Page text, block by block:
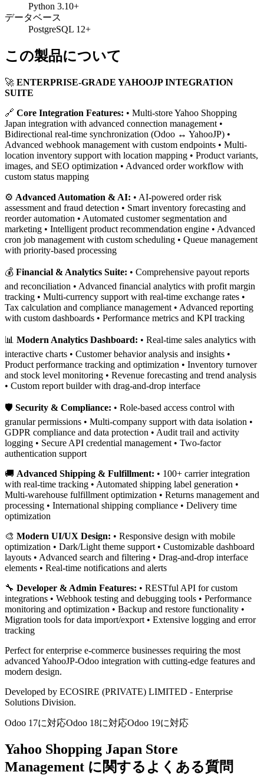
Python 3.10+
データベース
PostgreSQL 12+
この製品について
🚀 ENTERPRISE-GRADE YAHOOJP INTEGRATION
SUITE
🔗 Core Integration Features: • Multi-store Yahoo Shopping
Japan integration with advanced connection management •
Bidirectional real-time synchronization (Odoo ↔ YahooJP) •
Advanced webhook management with custom endpoints • Multi-
location inventory support with location mapping • Product variants,
images, and SEO optimization • Advanced order workflow with
custom status mapping
⚙️ Advanced Automation & AI: • AI-powered order risk
assessment and fraud detection • Smart inventory forecasting and
reorder automation • Automated customer segmentation and
marketing • Intelligent product recommendation engine • Advanced
cron job management with custom scheduling • Queue management
with priority-based processing
💰 Financial & Analytics Suite: • Comprehensive payout reports
and reconciliation • Advanced financial analytics with profit margin
tracking • Multi-currency support with real-time exchange rates •
Tax calculation and compliance management • Advanced reporting
with custom dashboards • Performance metrics and KPI tracking
📊 Modern Analytics Dashboard: • Real-time sales analytics with
interactive charts • Customer behavior analysis and insights •
Product performance tracking and optimization • Inventory turnover
and stock level monitoring • Revenue forecasting and trend analysis
• Custom report builder with drag-and-drop interface
🛡️ Security & Compliance: • Role-based access control with
granular permissions • Multi-company support with data isolation •
GDPR compliance and data protection • Audit trail and activity
logging • Secure API credential management • Two-factor
authentication support
🚚 Advanced Shipping & Fulfillment: • 100+ carrier integration
with real-time tracking • Automated shipping label generation •
Multi-warehouse fulfillment optimization • Returns management and
processing • International shipping compliance • Delivery time
optimization
🎨 Modern UI/UX Design: • Responsive design with mobile
optimization • Dark/Light theme support • Customizable dashboard
layouts • Advanced search and filtering • Drag-and-drop interface
elements • Real-time notifications and alerts
🔧 Developer & Admin Features: • RESTful API for custom
integrations • Webhook testing and debugging tools • Performance
monitoring and optimization • Backup and restore functionality •
Migration tools for data import/export • Extensive logging and error
tracking
Perfect for enterprise e-commerce businesses requiring the most
advanced YahooJP-Odoo integration with cutting-edge features and
modern design.
Developed by ECOSIRE (PRIVATE) LIMITED - Enterprise
Solutions Division.
Odoo 17に対応Odoo 18に対応Odoo 19に対応
Yahoo Shopping Japan Store
Management に関するよくある質問